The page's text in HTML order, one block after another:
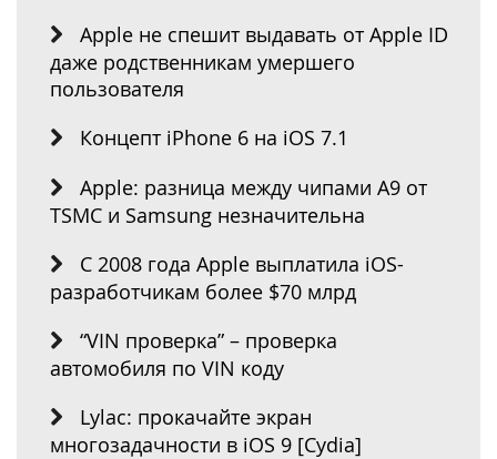
Apple не спешит выдавать от Apple ID
даже родственникам умершего
пользователя
Концепт iPhone 6 на iOS 7.1
Apple: разница между чипами A9 от
TSMC и Samsung незначительна
C 2008 года Apple выплатила iOS-
разработчикам более $70 млрд
“VIN проверка” – проверка
автомобиля по VIN коду
Lylac: прокачайте экран
многозадачности в iOS 9 [Cydia]